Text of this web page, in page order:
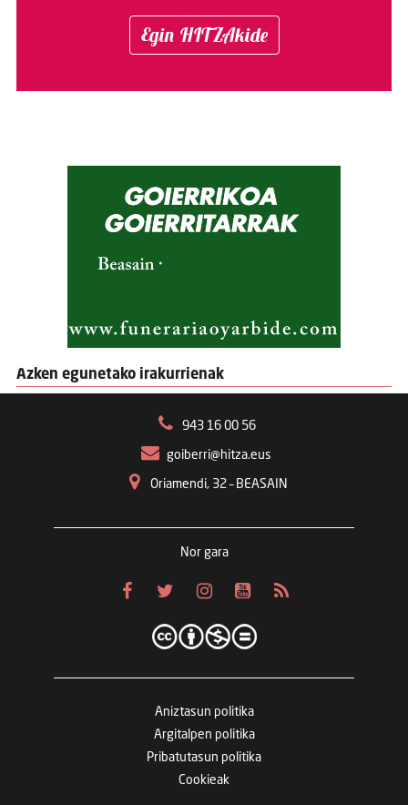
Egin HITZAkide
Azken egunetako irakurrienak
943 16 00 56
goiberri@hitza.eus
Oriamendi, 32 – BEASAIN
Nor gara
Aniztasun politika
Argitalpen politika
Pribatutasun politika
Cookieak